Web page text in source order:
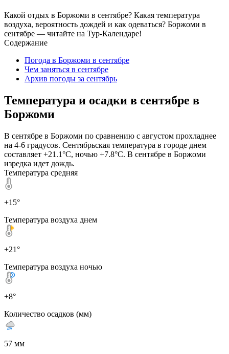
Какой отдых в Боржоми в сентябре? Какая температура
воздуха, вероятность дождей и как одеваться? Боржоми в
сентябре — читайте на Тур-Календаре!
Содержание
Погода в Боржоми в сентябре
Чем заняться в сентябре
Архив погоды за сентябрь
Температура и осадки в сентябре в
Боржоми
В сентябре в Боржоми по сравнению с августом прохладнее
на 4-6 градусов. Сентябрьская температура в городе днем
составляет +21.1°C, ночью +7.8°C. В сентябре в Боржоми
изредка идет дождь.
Температура средняя
+15°
Температура воздуха днем
+21°
Температура воздуха ночью
+8°
Количество осадков (мм)
57 мм